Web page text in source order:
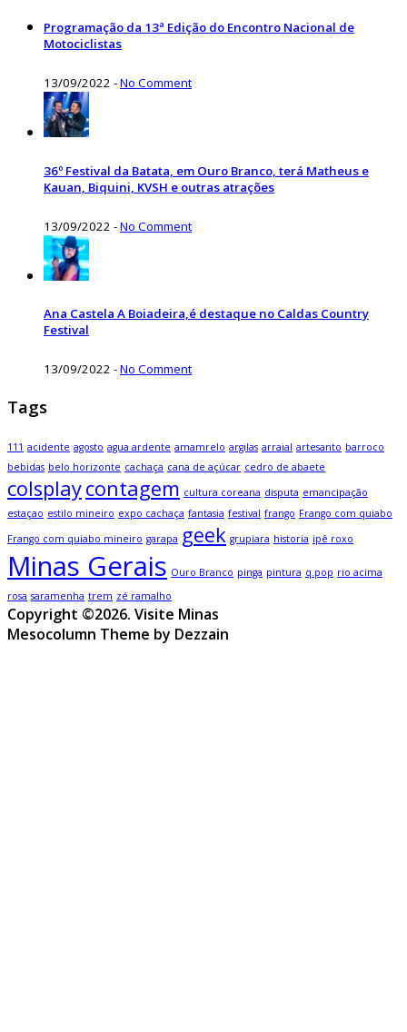
Programação da 13ª Edição do Encontro Nacional de
Motociclistas
13/09/2022 -No Comment
36º Festival da Batata, em Ouro Branco, terá Matheus e
Kauan, Biquini, KVSH e outras atrações
13/09/2022 -No Comment
Ana Castela A Boiadeira,é destaque no Caldas Country
Festival
13/09/2022 -No Comment
Tags
111 acidente agosto agua ardente amamrelo argilas arraial artesanto barroco
bebidas belo horizonte cachaça cana de açúcar cedro de abaete
colsplaycontagem cultura coreana disputa emancipação
estaçao estilo mineiro expo cachaça fantasia festival frango Frango com quiabo
Frango com quiabo mineiro garapa geek grupiara historia ipê roxo
Minas Gerais Ouro Branco pinga pintura q.pop rio acima
rosa saramenha trem zé ramalho
Copyright ©2026. Visite Minas
Mesocolumn Theme by Dezzain